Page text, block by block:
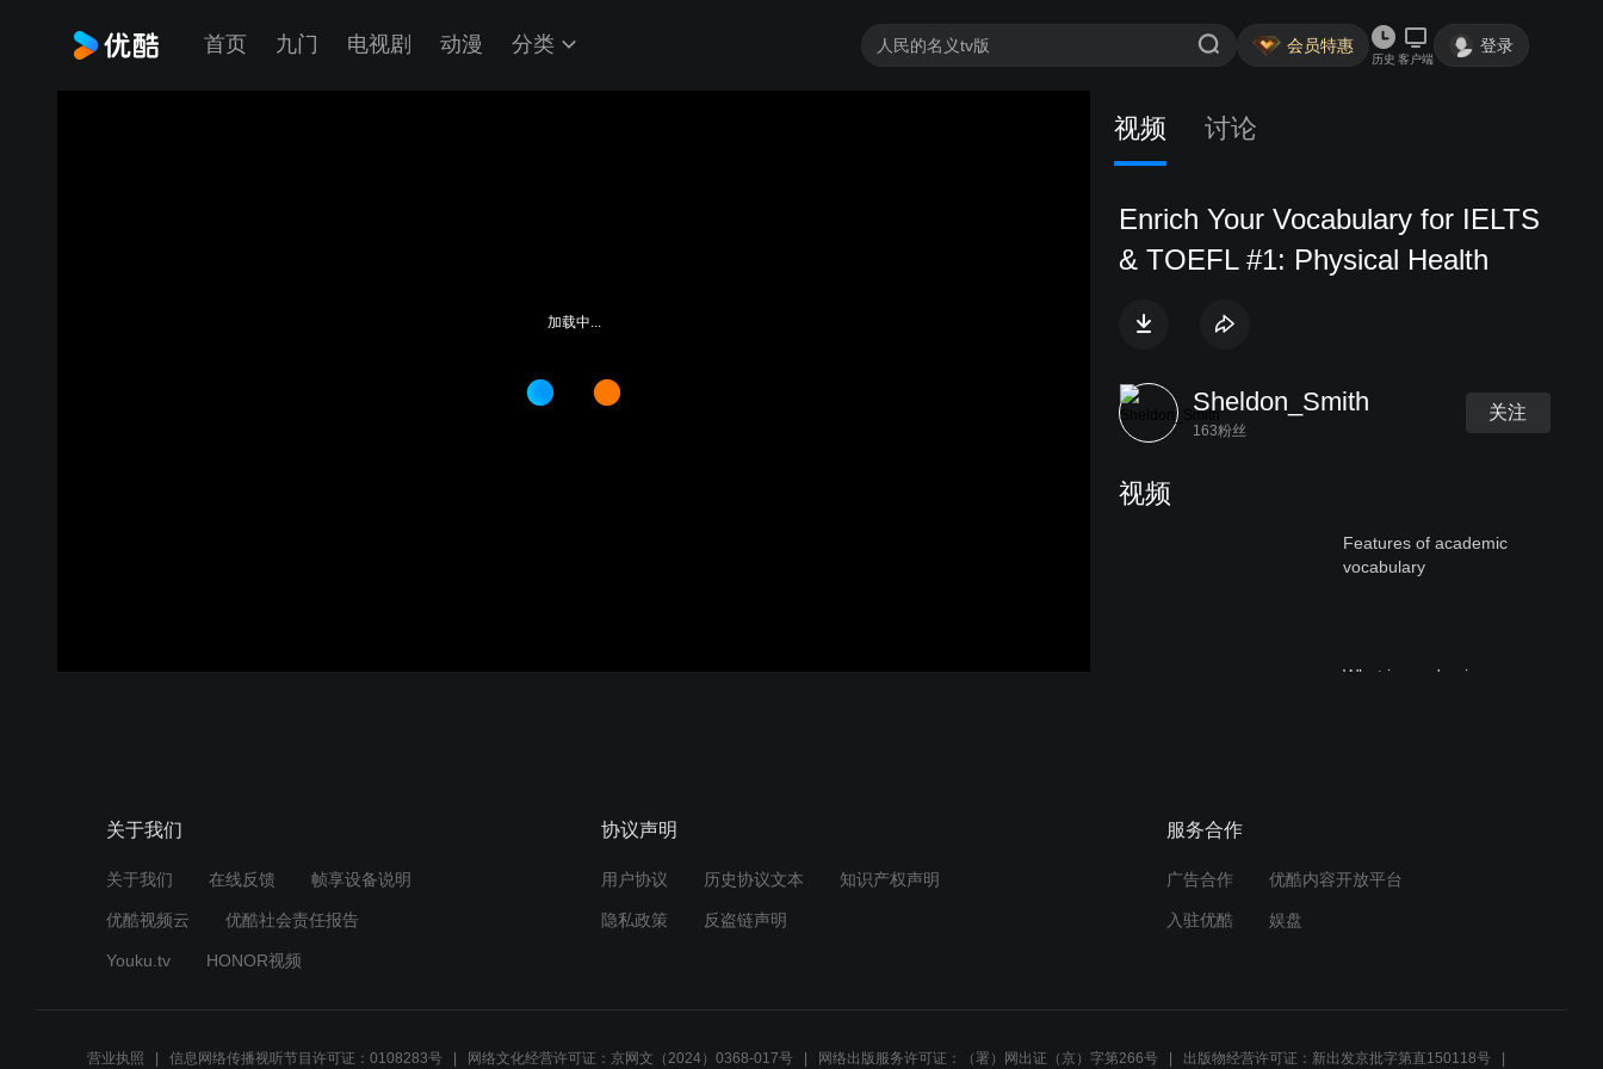
首页 九门 电视剧 动漫 分类 会员特惠
历史 客户端
登录
加载中...
视频 讨论
Enrich Your Vocabulary for IELTS
& TOEFL #1: Physical Health
Sheldon_Smith
163粉丝
关注
视频
Features of academic
vocabulary
What is academic
关于我们
关于我们 在线反馈 帧享设备说明
优酷视频云 优酷社会责任报告
Youku.tv HONOR视频
协议声明
用户协议 历史协议文本 知识产权声明
隐私政策 反盗链声明
服务合作
广告合作 优酷内容开放平台
入驻优酷 娱盘
营业执照 信息网络传播视听节目许可证：0108283号 网络文化经营许可证：京网文（2024）0368-017号 网络出版服务许可证：（署）网出证（京）字第266号 出版物经营许可证：新出发京批字第直150118号